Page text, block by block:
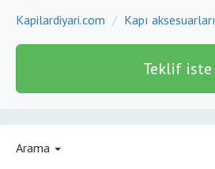
Kapilardiyari.com Kapı aksesuarları
Teklif iste
Arama